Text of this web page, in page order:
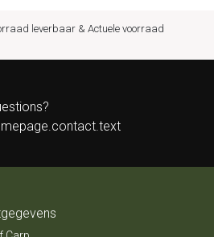
leverbaar & Actuele voorraad